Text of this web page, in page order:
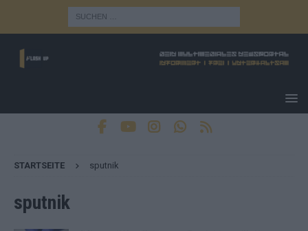
STARTSEITE sputnik
sputnik